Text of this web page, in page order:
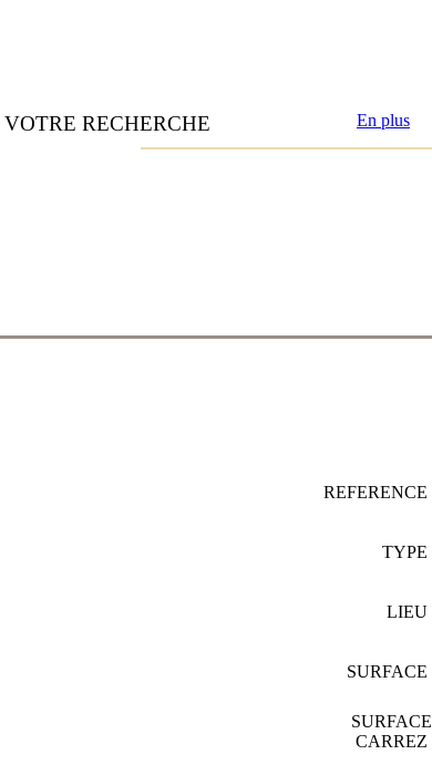
En plus
RECHERCHE
REFERENCE
TYPE
LIEU
SURFACE
SURFACE
CARREZ